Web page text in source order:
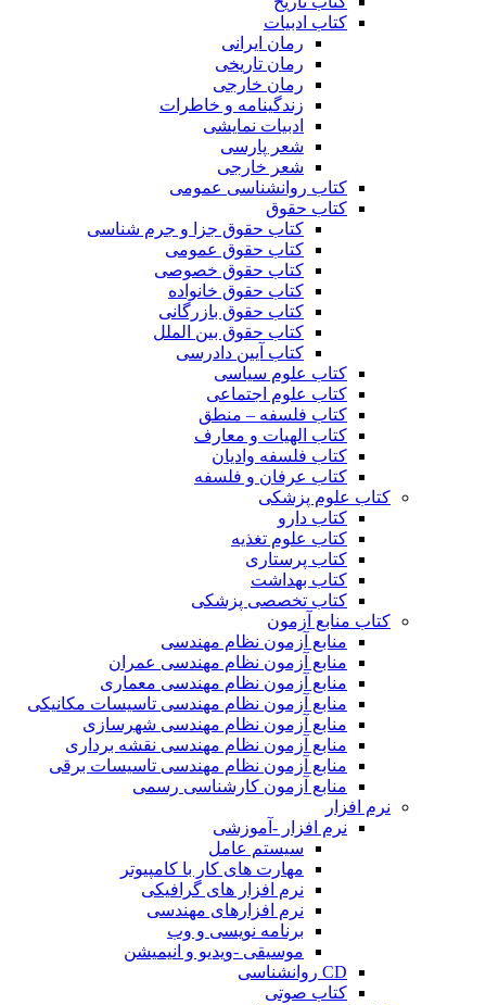
کتاب ادبیات
رمان ایرانی
رمان تاریخی
رمان خارجی
زندگینامه و خاطرات
ادبیات نمایشی
شعر پارسی
شعر خارجی
کتاب روانشناسی عمومی
کتاب حقوق
کتاب حقوق جزا و جرم شناسی
کتاب حقوق عمومی
کتاب حقوق خصوصی
کتاب حقوق خانواده
کتاب حقوق بازرگانی
کتاب حقوق بین الملل
کتاب آیین دادرسی
کتاب علوم سیاسی
کتاب علوم اجتماعی
کتاب فلسفه – منطق
کتاب الهیات و معارف
کتاب فلسفه وادیان
کتاب عرفان و فلسفه
کتاب علوم پزشکی
کتاب دارو
کتاب علوم تغذیه
کتاب پرستاری
کتاب بهداشت
کتاب تخصصی پزشکی
کتاب منابع آزمون
منابع آزمون نظام مهندسی
منابع آزمون نظام مهندسی عمران
منابع آزمون نظام مهندسی معماری
منابع آزمون نظام مهندسی تاسیسات مکانیکی
منابع آزمون نظام مهندسی شهرسازی
منابع آزمون نظام مهندسی نقشه برداری
منابع آزمون نظام مهندسی تاسیسات برقی
منابع آزمون کارشناسی رسمی
نرم افزار
نرم افزار -آموزشی
سیستم عامل
مهارت های کار با کامپیوتر
نرم افزار های گرافیکی
نرم افزارهای مهندسی
برنامه نویسی و وب
موسیقی -ویدیو و انیمیشن
CD روانشناسی
کتاب صوتی